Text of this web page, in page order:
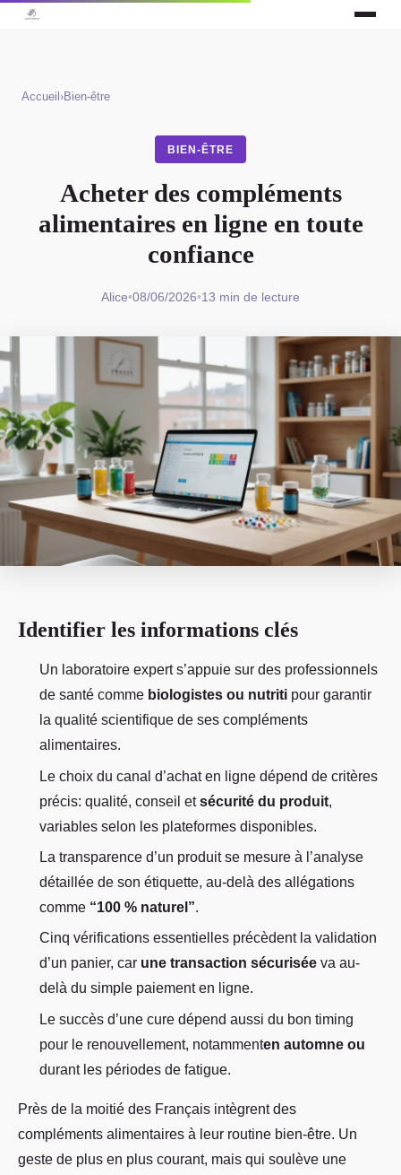
Accueil ›Bien-être
BIEN-ÊTRE
Acheter des compléments
alimentaires en ligne en toute
confiance
Alice•08/06/2026•13 min de lecture
Identifier les informations clés
Un laboratoire expert s’appuie sur des professionnels
de santé comme biologistes ou nutriti pour garantir
la qualité scientifique de ses compléments
alimentaires.
Le choix du canal d’achat en ligne dépend de critères
précis: qualité, conseil etsécurité du produit,
variables selon les plateformes disponibles.
La transparence d’un produit se mesure à l’analyse
détaillée de son étiquette, au-delà des allégations
comme “100 % naturel”.
Cinq vérifications essentielles précèdent la validation
d’un panier, car une transaction sécurisée va au-
delà du simple paiement en ligne.
Le succès d’une cure dépend aussi du bon timing
pour le renouvellement, notammenten automne ou
durant les périodes de fatigue.
Près de la moitié des Français intègrent des
compléments alimentaires à leur routine bien-être. Un
geste de plus en plus courant, mais qui soulève une